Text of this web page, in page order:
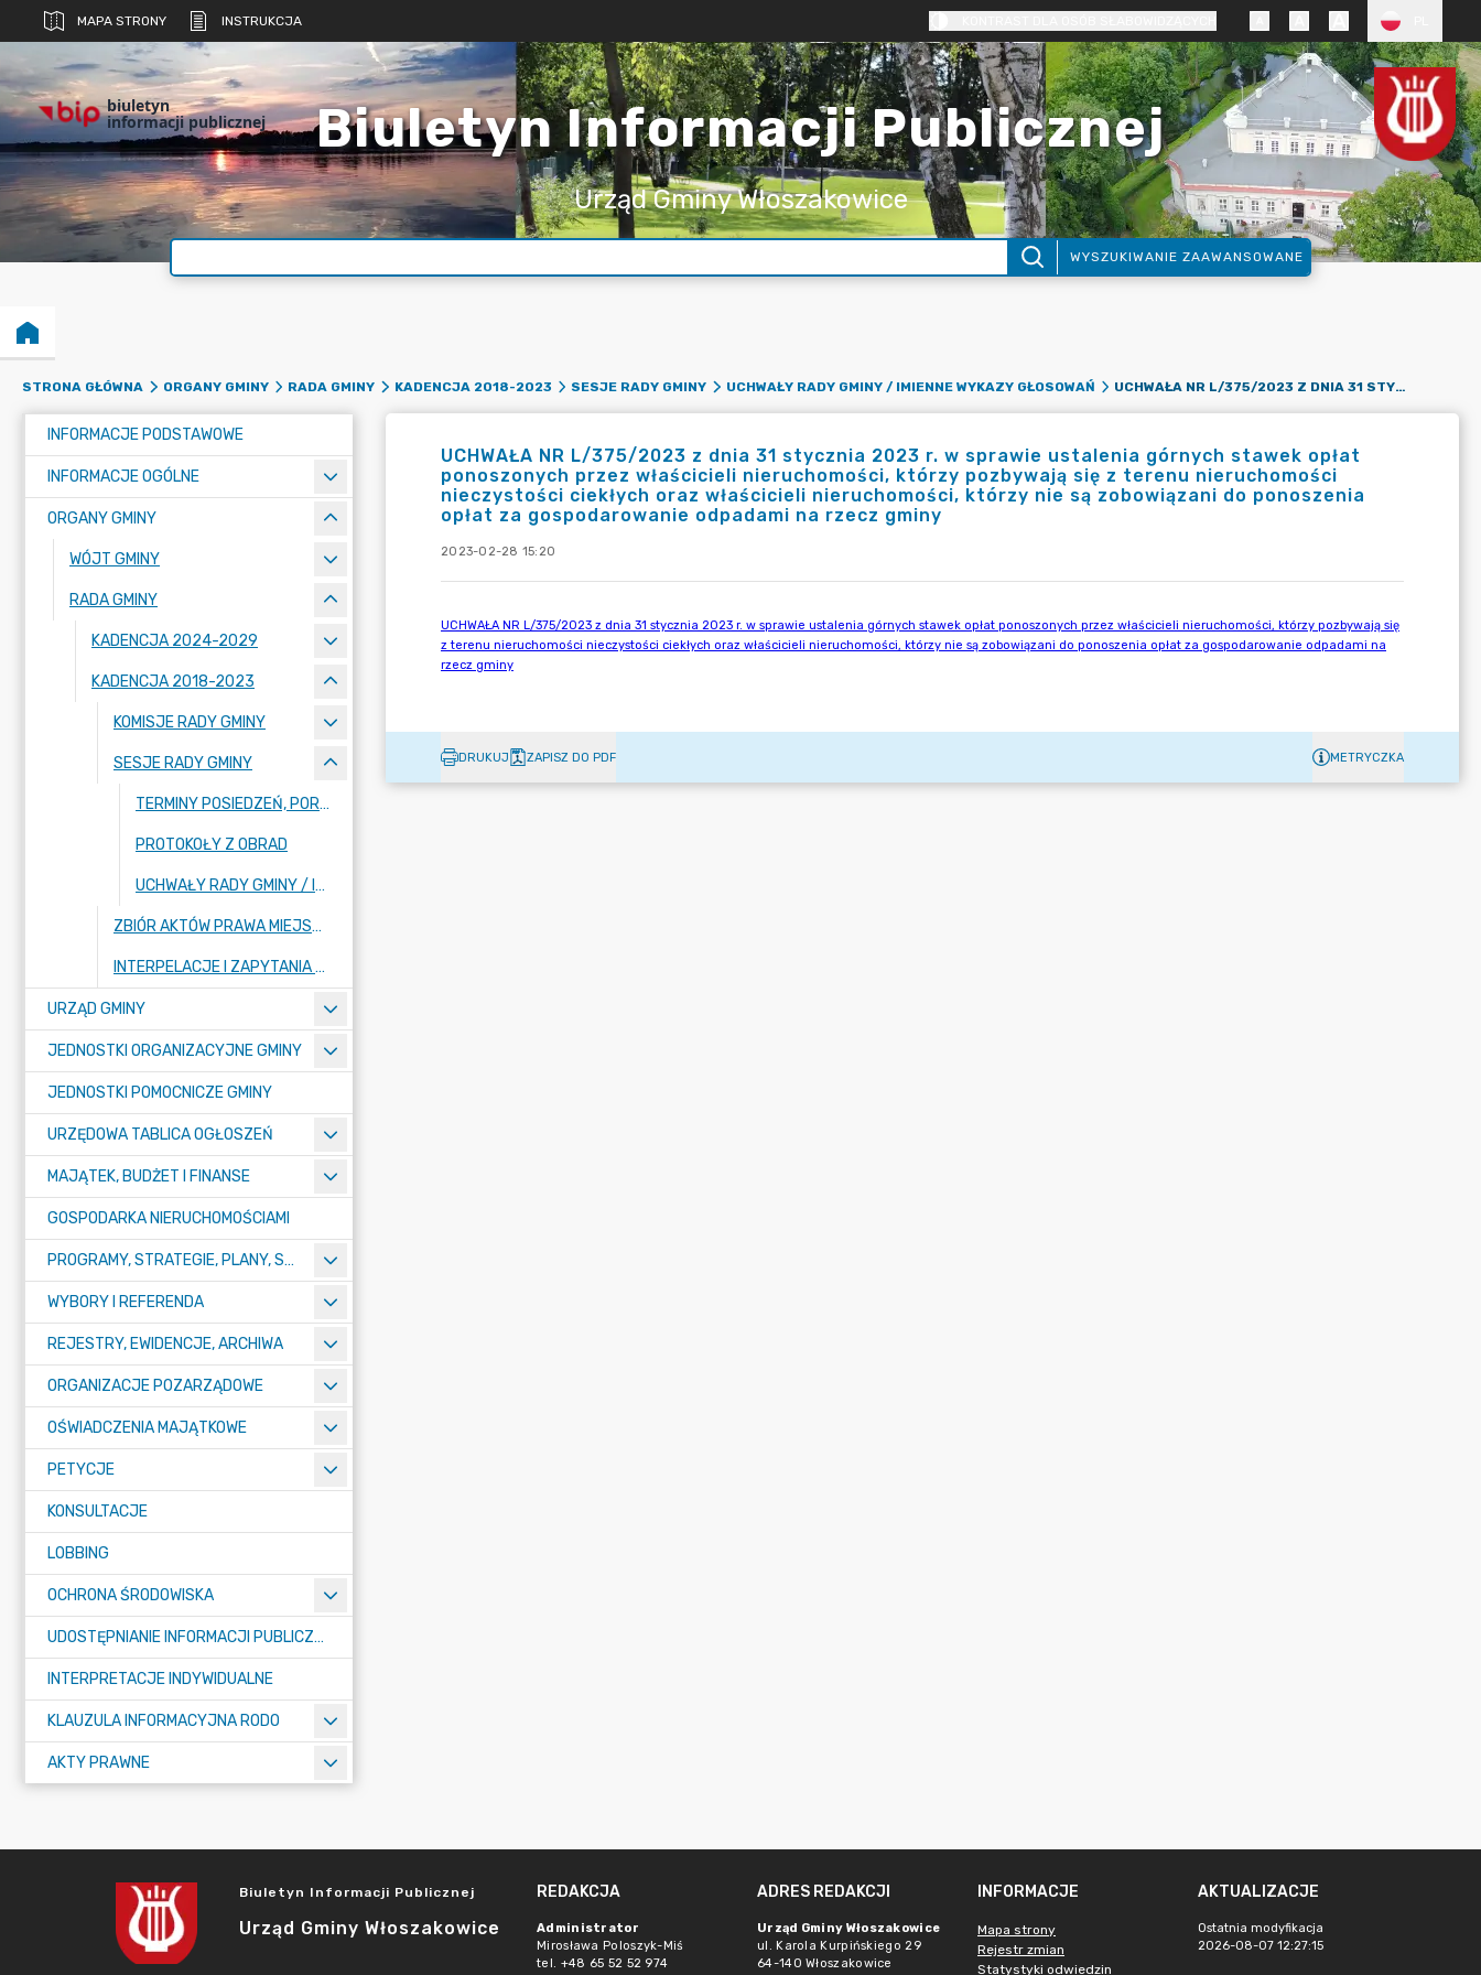
MAPA STRONY INSTRUKCJA
biuletyn
informacji publicznej Biuletyn Informacji Publicznej
Urząd Gminy Włoszakowice
WYSZUKIWANIE ZAAWANSOWANE
STRONA GŁÓWNA ORGANY GMINY RADA GMINY KADENCJA 2018-2023 SESJE RADY GMINY UCHWAŁY RADY GMINY / IMIENNE WYKAZY GŁOSOWAŃ UCHWAŁA NR L/375/2023 Z DNIA 31 STYCZNIA 2023 R. W SPRAWIE USTALENIA GÓRNYCH STAWEK OPŁAT PONOSZONYCH PRZEZ WŁAŚCICIELI NIERUCHOMOŚCI, KTÓRZY POZBYWAJĄ SIĘ Z TERENU NIERUCHOMOŚCI NIECZYSTOŚCI CIEKŁYCH ORAZ WŁAŚCICIELI NIERUCHOMOŚCI, KTÓRZY NIE SĄ ZOBOWIĄZANI DO PONOSZENIA OPŁAT ZA GOSPODAROWANIE ODPADAMI NA RZECZ GMINY
INFORMACJE PODSTAWOWE
INFORMACJE OGÓLNE
ORGANY GMINY
WÓJT GMINY
RADA GMINY
KADENCJA 2024-2029
KADENCJA 2018-2023
KOMISJE RADY GMINY
SESJE RADY GMINY
TERMINY POSIEDZEŃ, PORZĄDKI OBRAD WRAZ Z PROJEKTAMI UCHWAŁ
PROTOKOŁY Z OBRAD
UCHWAŁY RADY GMINY / IMIENNE WYKAZY GŁOSOWAŃ
ZBIÓR AKTÓW PRAWA MIEJSCOWEGO
INTERPELACJE I ZAPYTANIA RADNYCH
URZĄD GMINY
JEDNOSTKI ORGANIZACYJNE GMINY
JEDNOSTKI POMOCNICZE GMINY
URZĘDOWA TABLICA OGŁOSZEŃ
MAJĄTEK, BUDŻET I FINANSE
GOSPODARKA NIERUCHOMOŚCIAMI
PROGRAMY, STRATEGIE, PLANY, SPRAWOZDANIA I OPRACOWANIA
WYBORY I REFERENDA
REJESTRY, EWIDENCJE, ARCHIWA
ORGANIZACJE POZARZĄDOWE
OŚWIADCZENIA MAJĄTKOWE
PETYCJE
KONSULTACJE
LOBBING
OCHRONA ŚRODOWISKA
UDOSTĘPNIANIE INFORMACJI PUBLICZNEJ
INTERPRETACJE INDYWIDUALNE
KLAUZULA INFORMACYJNA RODO
AKTY PRAWNE
UCHWAŁA NR L/375/2023 z dnia 31 stycznia 2023 r. w sprawie ustalenia górnych stawek opłat
ponoszonych przez właścicieli nieruchomości, którzy pozbywają się z terenu nieruchomości
nieczystości ciekłych oraz właścicieli nieruchomości, którzy nie są zobowiązani do ponoszenia
opłat za gospodarowanie odpadami na rzecz gminy
2023-02-28 15:20
DRUKUJ ZAPISZ DO PDF METRYCZKA
Biuletyn Informacji Publicznej
Urząd Gminy Włoszakowice
REDAKCJA
Administrator
Mirosława Poloszyk-Miś
tel. +48 65 52 52 974
ADRES REDAKCJI
Urząd Gminy Włoszakowice
ul. Karola Kurpińskiego 29
64-140 Włoszakowice
INFORMACJE
Mapa strony
Rejestr zmian
Statystyki odwiedzin
AKTUALIZACJE
Ostatnia modyfikacja
2026-08-07 12:27:15